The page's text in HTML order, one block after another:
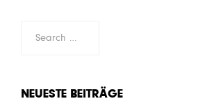
NEUESTE BEITRÄGE